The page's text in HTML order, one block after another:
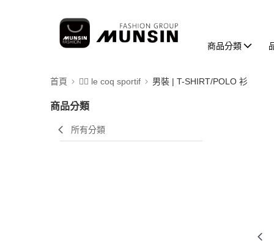
商品分類
首頁 🚴‍♂️ le coq sportif 男裝 | T-SHIRT/POLO 衫
商品分類
所有分類